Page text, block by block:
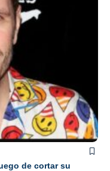
de cortar su